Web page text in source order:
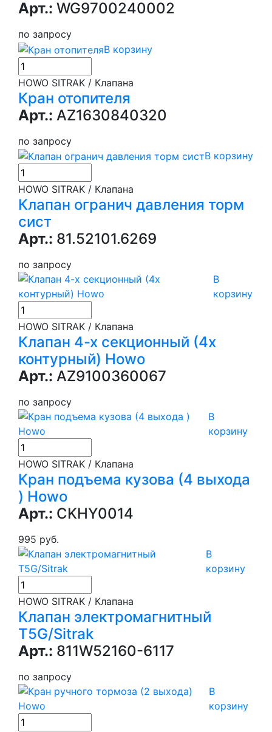
Арт.: WG9700240002
по запросу
В корзину
HOWO SITRAK / Клапана
Кран отопителя
Арт.: AZ1630840320
по запросу
В корзину
HOWO SITRAK / Клапана
Клапан огранич давления торм
сист
Арт.: 81.52101.6269
по запросу
В
корзину
HOWO SITRAK / Клапана
Клапан 4-х секционный (4х
контурный) Howo
Арт.: AZ9100360067
по запросу
В
корзину
HOWO SITRAK / Клапана
Кран подъема кузова (4 выхода
) Howo
Арт.: CKHY0014
995 руб.
В
корзину
HOWO SITRAK / Клапана
Клапан электромагнитный
T5G/Sitrak
Арт.: 811W52160-6117
по запросу
В
корзину